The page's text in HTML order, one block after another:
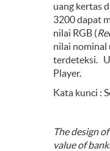
uang kertas
3200 dapat
nilai RGB (
nilai nominal
terdeteksi.
Player.
Kata kunci :
The design
value of